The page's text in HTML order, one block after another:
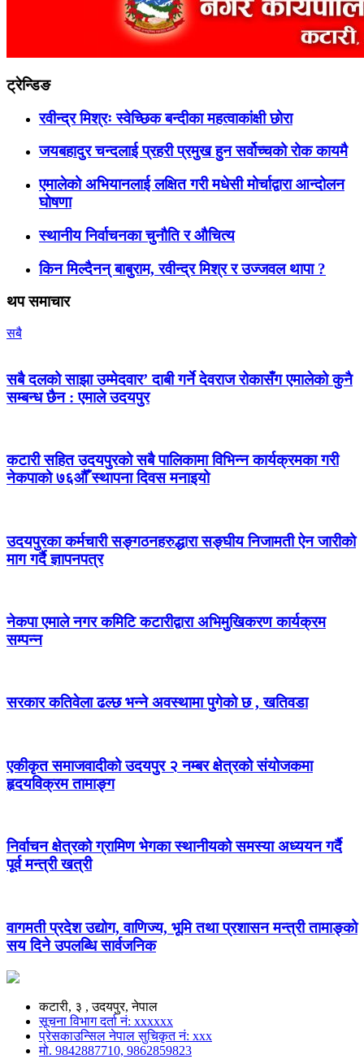
ट्रेन्डिङ
रवीन्द्र मिश्रः स्वेच्छिक बन्दीका महत्वाकांक्षी छोरा
जयबहादुर चन्दलाई प्रहरी प्रमुख हुन सर्वोच्चको रोक कायमै
एमालेको अभियानलाई लक्षित गरी मधेसी मोर्चाद्वारा आन्दोलन
घोषणा
स्थानीय निर्वाचनका चुनौति र औचित्य
किन मिल्दैनन् बाबुराम, रवीन्द्र मिश्र र उज्जवल थापा ?
थप समाचार
सबै
सबै दलको साझा उम्मेदवार’ दाबी गर्ने देवराज रोकासँग एमालेको कुनै
सम्बन्ध छैन : एमाले उदयपुर
कटारी सहित उदयपुरको सबै पालिकामा विभिन्न कार्यक्रमका गरी
नेकपाको ७६औँ स्थापना दिवस मनाइयो
उदयपुरका कर्मचारी सङ्गठनहरुद्धारा सङ्घीय निजामती ऐन जारीको
माग गर्दै ज्ञापनपत्र
नेकपा एमाले नगर कमिटि कटारीद्वारा अभिमुखिकरण कार्यक्रम
सम्पन्न
सरकार कतिवेला ढल्छ भन्ने अवस्थामा पुगेको छ , खतिवडा
एकीकृत समाजवादीको उदयपुर २ नम्बर क्षेत्रको संयोजकमा
हृदयविक्रम तामाङ्ग
निर्वाचन क्षेत्रको ग्रामिण भेगका स्थानीयको समस्या अध्ययन गर्दै
पूर्व मन्त्री खत्री
वागमती प्रदेश उद्योग, वाणिज्य, भूमि तथा प्रशासन मन्त्री तामाङ्को
सय दिने उपलब्धि सार्वजनिक
कटारी, ३ , उदयपुर, नेपाल
सूचना विभाग दर्ता नं: xxxxxx
प्रेसकाउन्सिल नेपाल सुचिकृत नं: xxx
मो. 9842887710, 9862859823